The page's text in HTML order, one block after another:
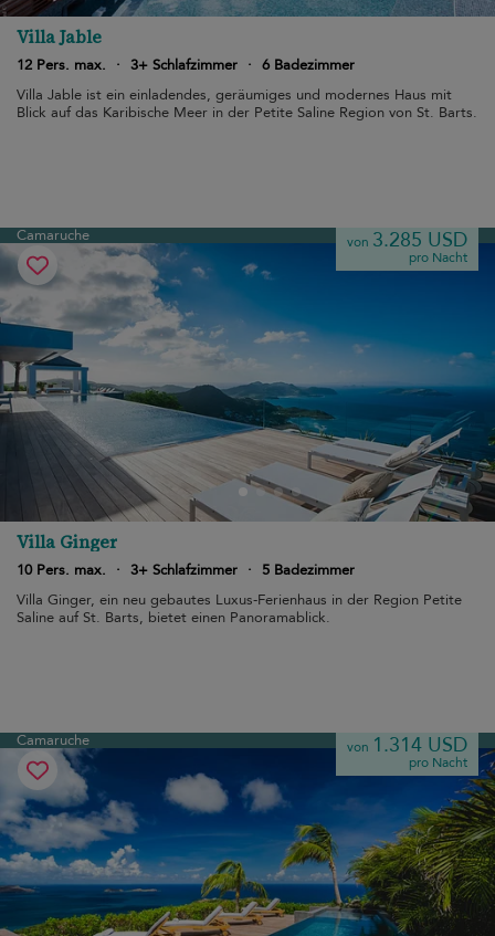
Villa Jable
12 Pers. max. · 3+ Schlafzimmer · 6 Badezimmer
Villa Jable ist ein einladendes, geräumiges und modernes Haus mit
Blick auf das Karibische Meer in der Petite Saline Region von St. Barts.
Camaruche von 3.285 USD
pro Nacht
Villa Ginger
10 Pers. max. · 3+ Schlafzimmer ·
5 Badezimmer
Villa Ginger, ein neu gebautes Luxus-Ferienhaus in der Region Petite
Saline auf St. Barts, bietet einen Panoramablick.
Camaruche von 1.314 USD
pro Nacht